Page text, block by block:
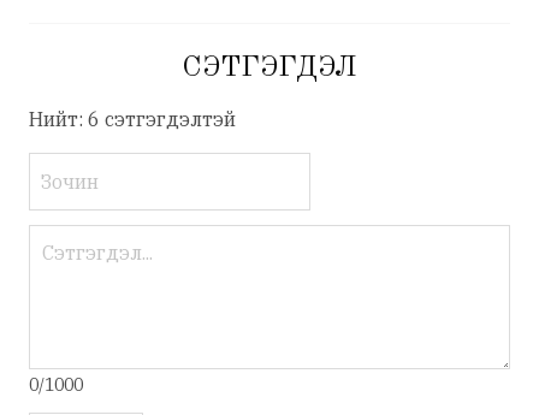
СЭТГЭГДЭЛ
Нийт: 6 сэтгэгдэлтэй
0/1000